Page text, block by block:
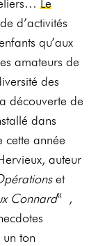
Le
d’activités
qu’aux
amateurs de
des
découverte de
dans
cette année
auteur
et
Connard« ,
ton